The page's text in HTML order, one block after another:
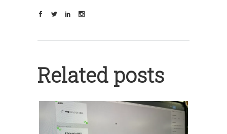
Related posts